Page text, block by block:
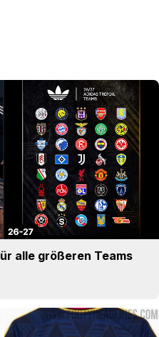
alle größeren Teams